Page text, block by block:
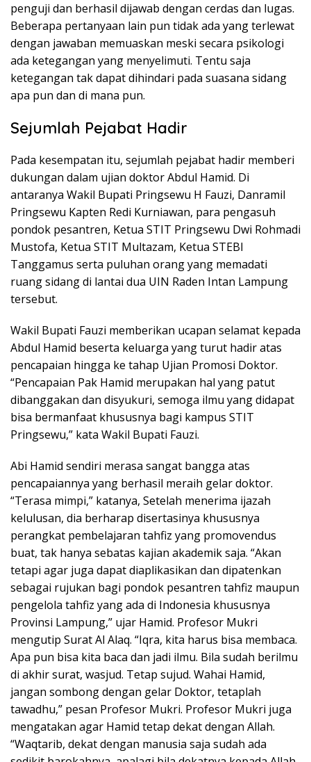
penguji dan berhasil dijawab dengan cerdas dan lugas.
Beberapa pertanyaan lain pun tidak ada yang terlewat
dengan jawaban memuaskan meski secara psikologi
ada ketegangan yang menyelimuti. Tentu saja
ketegangan tak dapat dihindari pada suasana sidang
apa pun dan di mana pun.
Sejumlah Pejabat Hadir
Pada kesempatan itu, sejumlah pejabat hadir memberi
dukungan dalam ujian doktor Abdul Hamid. Di
antaranya Wakil Bupati Pringsewu H Fauzi, Danramil
Pringsewu Kapten Redi Kurniawan, para pengasuh
pondok pesantren, Ketua STIT Pringsewu Dwi Rohmadi
Mustofa, Ketua STIT Multazam, Ketua STEBI
Tanggamus serta puluhan orang yang memadati
ruang sidang di lantai dua UIN Raden Intan Lampung
tersebut.
Wakil Bupati Fauzi memberikan ucapan selamat kepada
Abdul Hamid beserta keluarga yang turut hadir atas
pencapaian hingga ke tahap Ujian Promosi Doktor.
“Pencapaian Pak Hamid merupakan hal yang patut
dibanggakan dan disyukuri, semoga ilmu yang didapat
bisa bermanfaat khususnya bagi kampus STIT
Pringsewu,” kata Wakil Bupati Fauzi.
Abi Hamid sendiri merasa sangat bangga atas
pencapaiannya yang berhasil meraih gelar doktor.
“Terasa mimpi,” katanya, Setelah menerima ijazah
kelulusan, dia berharap disertasinya khususnya
perangkat pembelajaran tahfiz yang promovendus
buat, tak hanya sebatas kajian akademik saja. “Akan
tetapi agar juga dapat diaplikasikan dan dipatenkan
sebagai rujukan bagi pondok pesantren tahfiz maupun
pengelola tahfiz yang ada di Indonesia khususnya
Provinsi Lampung,” ujar Hamid. Profesor Mukri
mengutip Surat Al Alaq. “Iqra, kita harus bisa membaca.
Apa pun bisa kita baca dan jadi ilmu. Bila sudah berilmu
di akhir surat, wasjud. Tetap sujud. Wahai Hamid,
jangan sombong dengan gelar Doktor, tetaplah
tawadhu,” pesan Profesor Mukri. Profesor Mukri juga
mengatakan agar Hamid tetap dekat dengan Allah.
“Waqtarib, dekat dengan manusia saja sudah ada